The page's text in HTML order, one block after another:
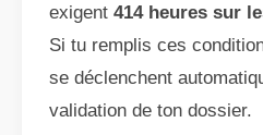
exigent 414 heures sur
Si tu remplis ces
se déclenchent
validation de ton dossier.